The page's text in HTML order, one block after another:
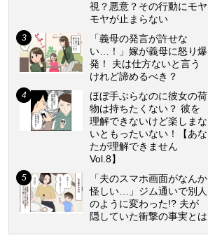
視？悪意？その行動にモヤ
モヤが止まらない
「義母の発言が許せな
い…！」嫁が義母に怒り爆
発！ 夫は仕方ないと言う
けれど諦めるべき？
ほぼ手ぶらなのに彼女の荷
物は持ちたくない？ 彼を
理解できないけど楽しまな
いともったいない！【あな
たが理解できません
Vol.8】
「夫のスマホ画面がなんか
怪しい…」ジム通いで別人
のように変わった!? 夫が
隠していた衝撃の事実とは